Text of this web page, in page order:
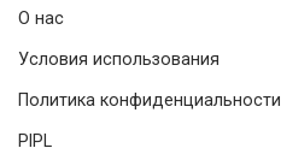
О нас
Условия использования
Политика конфиденциальности
PIPL